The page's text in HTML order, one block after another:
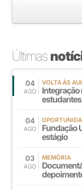
Últimas
04
AGO
VOLTA ÀS
Integração
estudantes
04
AGO
Fundação
estágio
03
AGO
MEMÓRIA